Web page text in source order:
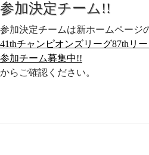
参加決定チーム!!
参加決定チームは新ホームページ
41thチャンピオンズリーグ87thリ
参加チーム募集中!!
からご確認ください。